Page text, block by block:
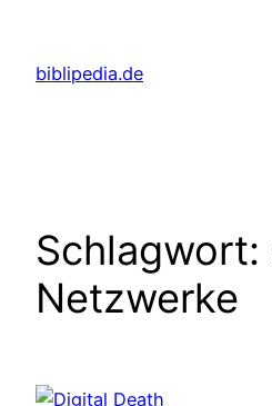
springen
biblipedia.de
Schlagwort:
Netzwerke